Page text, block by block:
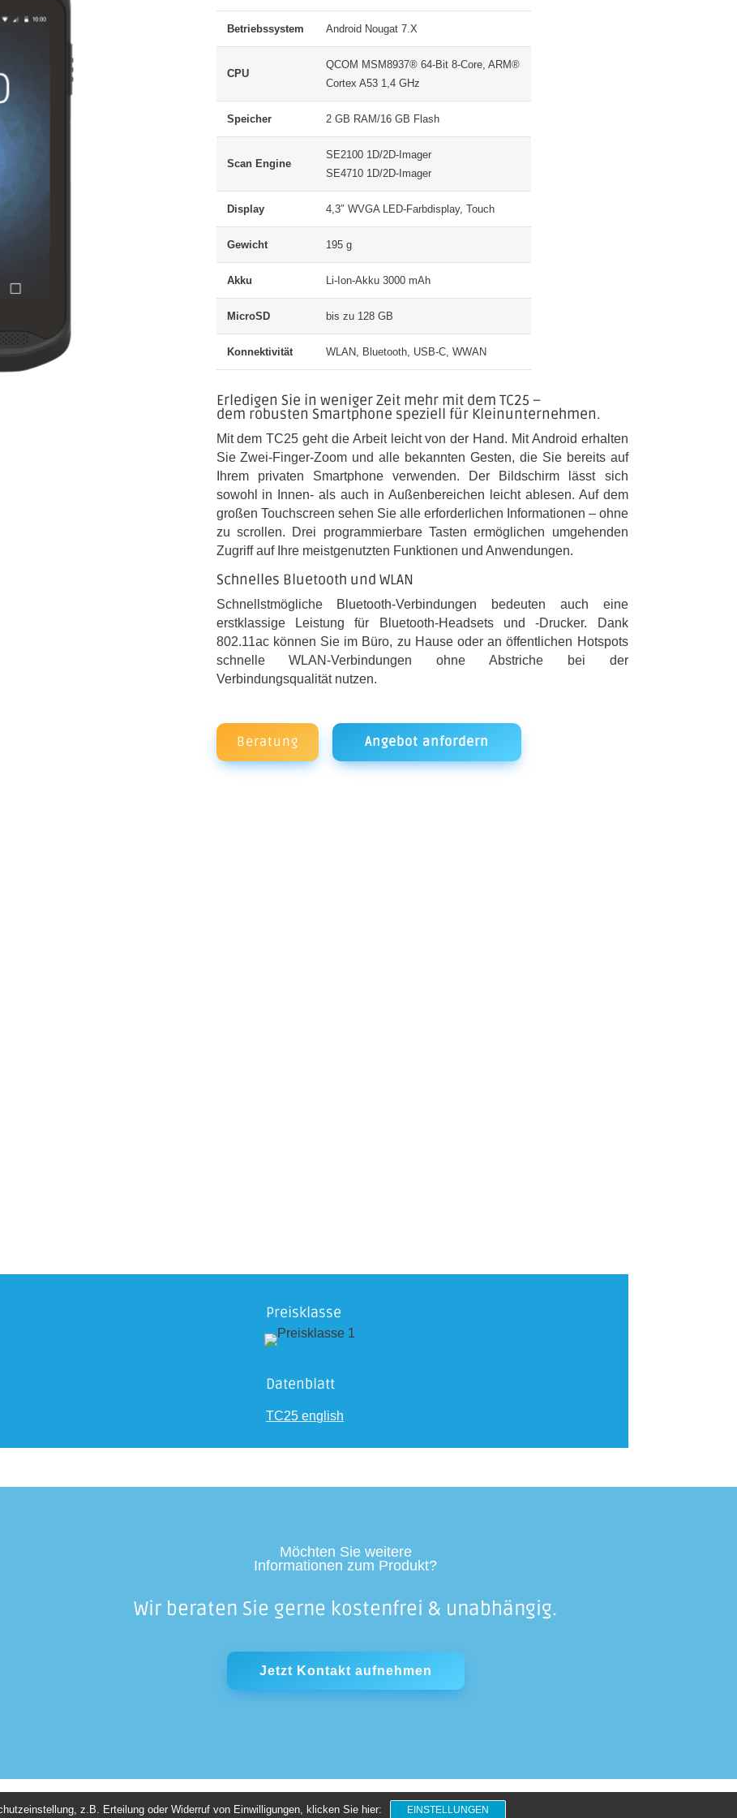
Betriebssystem Android Nougat 7.X
CPU
QCOM MSM8937® 64-Bit 8-Core, ARM®
Cortex A53 1,4 GHz
Speicher 2 GB RAM/16 GB Flash
Scan Engine
SE2100 1D/2D-Imager
SE4710 1D/2D-Imager
Display 4,3″ WVGA LED-Farbdisplay, Touch
Gewicht 195 g
Akku Li-Ion-Akku 3000 mAh
MicroSD bis zu 128 GB
Konnektivität WLAN, Bluetooth, USB-C, WWAN
Erledigen Sie in weniger Zeit mehr mit dem TC25 –
dem robusten Smartphone speziell für Kleinunternehmen.
Mit dem TC25 geht die Arbeit leicht von der Hand. Mit Android erhalten
Sie Zwei-Finger-Zoom und alle bekannten Gesten, die Sie bereits auf
Ihrem privaten Smartphone verwenden. Der Bildschirm lässt sich
sowohl in Innen- als auch in Außenbereichen leicht ablesen. Auf dem
großen Touchscreen sehen Sie alle erforderlichen Informationen – ohne
zu scrollen. Drei programmierbare Tasten ermöglichen umgehenden
Zugriff auf Ihre meistgenutzten Funktionen und Anwendungen.
Schnelles Bluetooth und WLAN
Schnellstmögliche Bluetooth-Verbindungen bedeuten auch eine
erstklassige Leistung für Bluetooth-Headsets und -Drucker. Dank
802.11ac können Sie im Büro, zu Hause oder an öffentlichen Hotspots
schnelle WLAN-Verbindungen ohne Abstriche bei der
Verbindungsqualität nutzen.
Beratung Angebot anfordern
Preisklasse
Datenblatt
TC25 english
Möchten Sie weitere
Informationen zum Produkt?
Wir beraten Sie gerne kostenfrei & unabhängig.
Jetzt Kontakt aufnehmen
z.B. Erteilung oder Widerruf von Einwilligungen, klicken Sie hier: EINSTELLUNGEN